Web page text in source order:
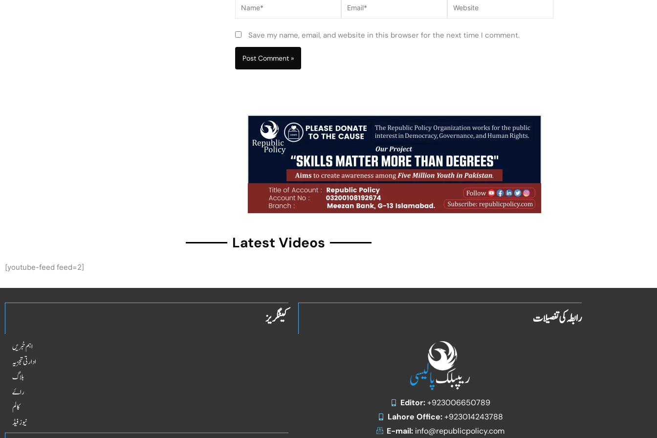
Save my name, email, and website in this browser for the next time I comment.
Latest Videos
[youtube-feed feed=2]
کیٹگریز
اہم خبریں
ادارتی تجزیہ
بلاگ
راۓ
کالم
نیوز فیڈ
رابطہ کی تفصیلات
Editor:+923006650789
Lahore Office:+923014243788
E-mail:info@republicpolicy.com